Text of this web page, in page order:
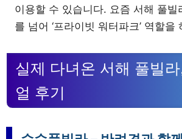
이용할 수 있습니다. 요즘 서해 풀빌
를 넘어 ‘프라이빗 워터파크’ 역할을
실제 다녀온 서해 풀빌
얼 후기